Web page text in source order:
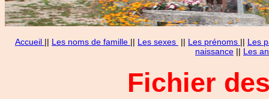
Accueil || Les noms de famille || Les sexes || Les prénoms || Les
naissance || Les
Fichier